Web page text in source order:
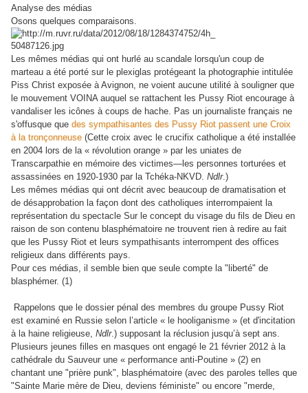
Analyse des médias
Osons quelques comparaisons.
Les mêmes médias qui ont hurlé au scandale lorsqu'un coup de
marteau a été porté sur le plexiglas protégeant la photographie intitulée
Piss Christ exposée à Avignon, ne voient aucune utilité à souligner que
le mouvement VOINA auquel se rattachent les Pussy Riot encourage à
vandaliser les icônes à coups de hache. Pas un journaliste français ne
s'offusque que des sympathisantes des Pussy Riot passent une Croix
à la tronçonneuse (Cette croix avec le crucifix catholique a été installée
en 2004 lors de la « révolution orange » par les uniates de
Transcarpathie en mémoire des victimes—les personnes torturées et
assassinées en 1920-1930 par la Tchéka-NKVD. Ndlr.)
Les mêmes médias qui ont décrit avec beaucoup de dramatisation et
de désapprobation la façon dont des catholiques interrompaient la
représentation du spectacle Sur le concept du visage du fils de Dieu en
raison de son contenu blasphématoire ne trouvent rien à redire au fait
que les Pussy Riot et leurs sympathisants interrompent des offices
religieux dans différents pays.
Pour ces médias, il semble bien que seule compte la "liberté" de
blasphémer. (1)
Rappelons que le dossier pénal des membres du groupe Pussy Riot
est examiné en Russie selon l’article « le hooliganisme » (et d'incitation
à la haine religieuse, Ndlr.) supposant la réclusion jusqu’à sept ans.
Plusieurs jeunes filles en masques ont engagé le 21 février 2012 à la
cathédrale du Sauveur une « performance anti-Poutine » (2) en
chantant une "prière punk", blasphématoire (avec des paroles telles que
"Sainte Marie mère de Dieu, deviens féministe" ou encore "merde,